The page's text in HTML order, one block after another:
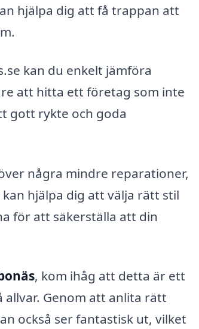
hjälpa dig att få trappan att
kan du enkelt jämföra
att hitta ett företag som inte
gott rykte och goda
några mindre reparationer,
hjälpa dig att välja rätt stil
för att säkerställa att din
, kom ihåg att detta är ett
allvar. Genom att anlita rätt
också ser fantastisk ut, vilket